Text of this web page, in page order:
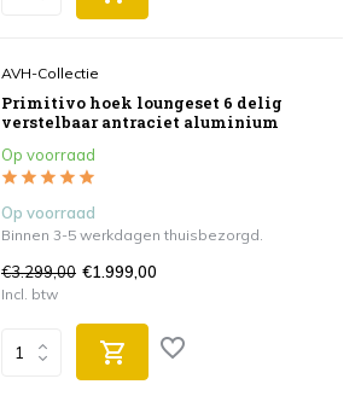
AVH-Collectie
Primitivo hoek loungeset 6 delig
verstelbaar antraciet aluminium
Op voorraad
Op voorraad
Binnen 3-5 werkdagen thuisbezorgd.
€3.299,00 €1.999,00
Incl. btw